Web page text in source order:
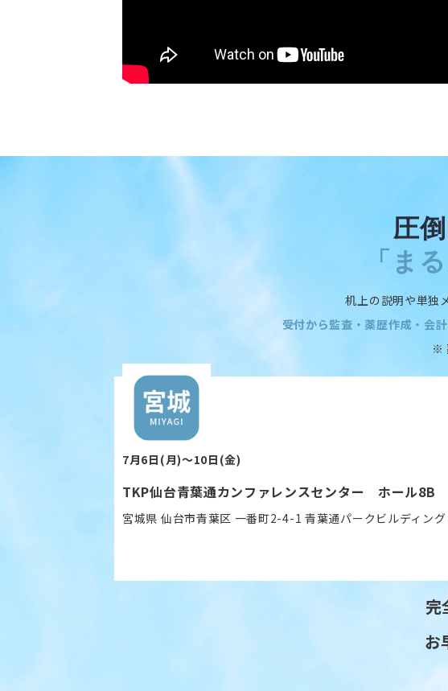
圧
「ま
机上の説明や単独
受付から監査・薬歴作成・会
※
7月6日(月)〜10日(金)
TKP仙台青葉通カンファレンスセンター ホール8B
宮城県 仙台市青葉区 一番町2-4-1 青葉通パークビルディン
完
お